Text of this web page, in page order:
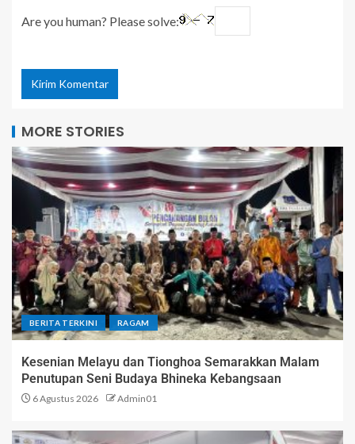
Are you human? Please solve:
MORE STORIES
BERITA TERKINI RAGAM
Kesenian Melayu dan Tionghoa Semarakkan Malam
Penutupan Seni Budaya Bhineka Kebangsaan
6 Agustus 2026 Admin01